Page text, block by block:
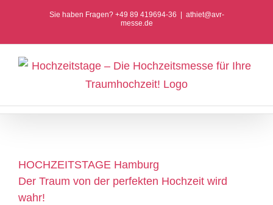
springen
Sie haben Fragen? +49 89 419694-36
athiet@avr-
messe.de
HOCHZEITSTAGE Hamburg
Der Traum von der perfekten Hochzeit wird
wahr!